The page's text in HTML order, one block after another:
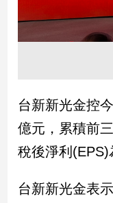
政
治
焦
點
品
點
台新新光金控
億元，累積前
稅後淨利(EPS)
台新新光金表